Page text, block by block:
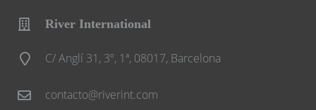
River International
C/ Anglí 31, 3º, 1ª, 08017, Barcelona
contacto@riverint.com